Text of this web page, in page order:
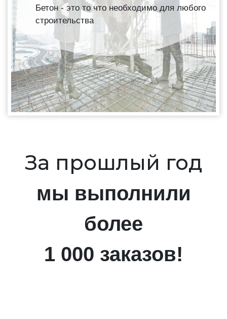
Бетон - это то что необходимо для любого
строительства
За прошлый год
мы выполнили
более
1 000 заказов!